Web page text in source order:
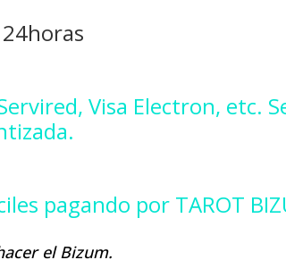
Visa Electron, etc.
pagando por TAROT
el Bizum.